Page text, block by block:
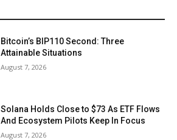
Bitcoin’s BIP110 Second: Three
Attainable Situations
August 7, 2026
Solana Holds Close to $73 As ETF Flows
And Ecosystem Pilots Keep In Focus
August 7, 2026